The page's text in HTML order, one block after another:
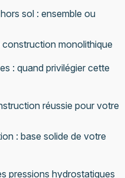
sol : ensemble ou
construction monolithique
: quand privilégier cette
réussie pour votre
: base solide de votre
pressions hydrostatiques